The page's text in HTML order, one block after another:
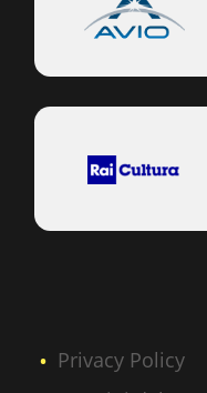
Privacy Policy